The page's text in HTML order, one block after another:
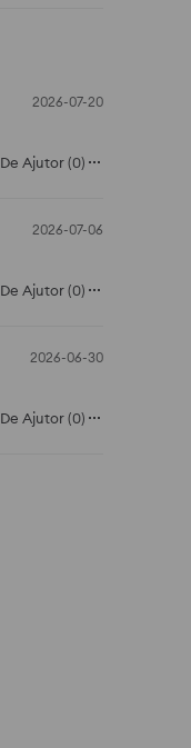
2026-07-20
De Ajutor(0)
2026-07-06
De Ajutor(0)
2026-06-30
De Ajutor(0)